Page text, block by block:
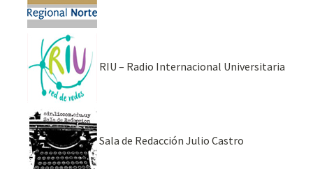
RIU – Radio Internacional Universitaria
Sala de Redacción Julio Castro